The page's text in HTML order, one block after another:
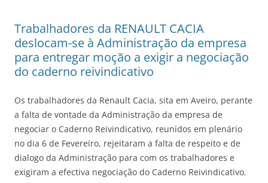
Trabalhadores da RENAULT CACIA
deslocam-se à Administração da empresa
para entregar moção a exigir a negociação
do caderno reivindicativo
Os trabalhadores da Renault Cacia, sita em Aveiro, perante
a falta de vontade da Administração da empresa de
negociar o Caderno Reivindicativo, reunidos em plenário
no dia 6 de Fevereiro, rejeitaram a falta de respeito e de
dialogo da Administração para com os trabalhadores e
exigiram a efectiva negociação do Caderno Reivindicativo.